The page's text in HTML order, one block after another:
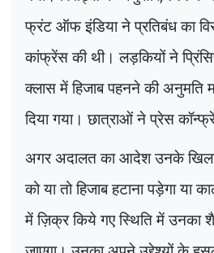
फ्रंट ऑफ इंडिया ने प्रतिबंध का
कांफ्रेंस की थी। लड़कियों ने
क्लास में हिजाब पहनने की अनुमति
दिया गया। छात्राओं ने प्रेस
अगर अदालत का आदेश उनके
को या तो हिजाब हटाना पड़ेगा या
में ज़िक्र किये गए स्थिति में उनका